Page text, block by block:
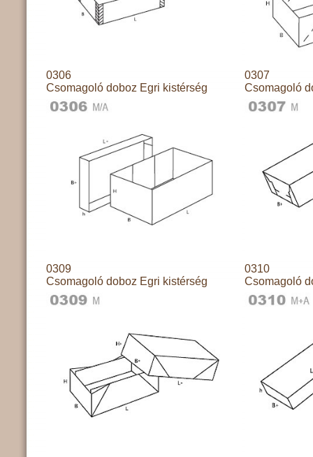
0306
Csomagoló doboz Egri kistérség
0307
Csomagoló
0309
Csomagoló doboz Egri kistérség
0310
Csomagoló